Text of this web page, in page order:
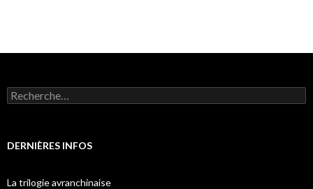
Rechercher :
DERNIÈRES INFOS
La trilogie avranchinaise